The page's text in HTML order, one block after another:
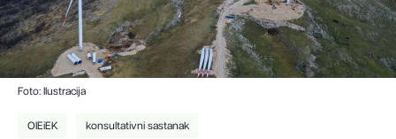
Foto: Ilustracija
OIEiEK konsultativni sastanak